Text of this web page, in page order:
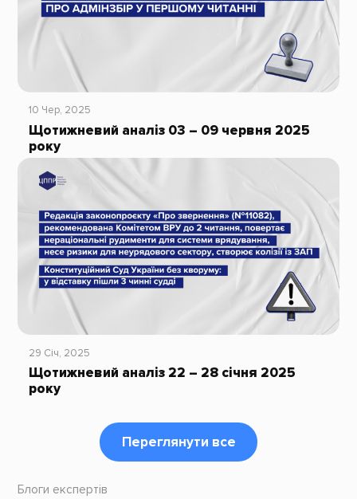
10 Чер, 2025
Щотижневий аналіз 03 – 09 червня 2025
року
29 Січ, 2025
Щотижневий аналіз 22 – 28 січня 2025
року
Переглянути все
Блоги експертів